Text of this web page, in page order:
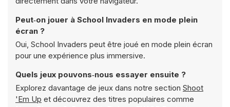
Peut‑on jouer à School Invaders en mode plein
écran ?
Oui, School Invaders peut être joué en mode plein écran
pour une expérience plus immersive.
Quels jeux pouvons‑nous essayer ensuite ?
Explorez davantage de jeux dans notre section Shoot
'Em Up et découvrez des titres populaires comme